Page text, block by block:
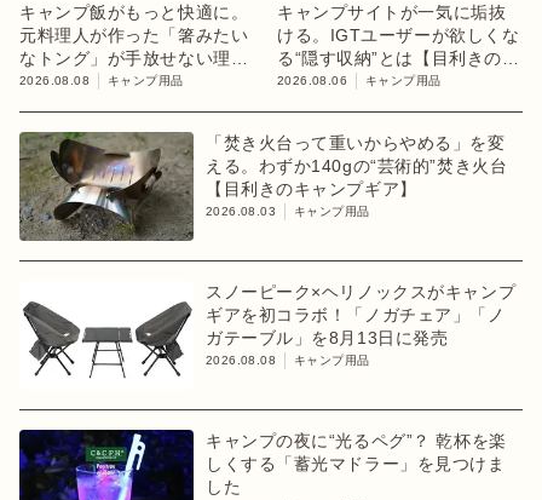
キャンプ飯がもっと快適に。
元料理人が作った「箸みたい
なトング」が手放せない理由
【目利きのキャンプギア】
2026.08.08 キャンプ用品
キャンプサイトが一気に垢抜
ける。IGTユーザーが欲しくな
る“隠す収納”とは【目利きのキ
ャンプギア】
2026.08.06 キャンプ用品
「焚き火台って重いからやめる」を変
える。わずか140gの“芸術的”焚き火台
【目利きのキャンプギア】
2026.08.03 キャンプ用品
スノーピーク×ヘリノックスがキャンプ
ギアを初コラボ！「ノガチェア」「ノ
ガテーブル」を8月13日に発売
2026.08.08 キャンプ用品
キャンプの夜に“光るペグ”？ 乾杯を楽
しくする「蓄光マドラー」を見つけま
した